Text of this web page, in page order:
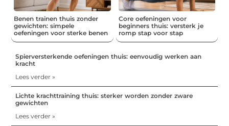
Benen trainen thuis zonder
gewichten: simpele
oefeningen voor sterke benen
Core oefeningen voor
beginners thuis: versterk je
romp stap voor stap
Spierversterkende oefeningen thuis: eenvoudig werken aan
kracht
Lees verder »
Lichte krachttraining thuis: sterker worden zonder zware
gewichten
Lees verder »